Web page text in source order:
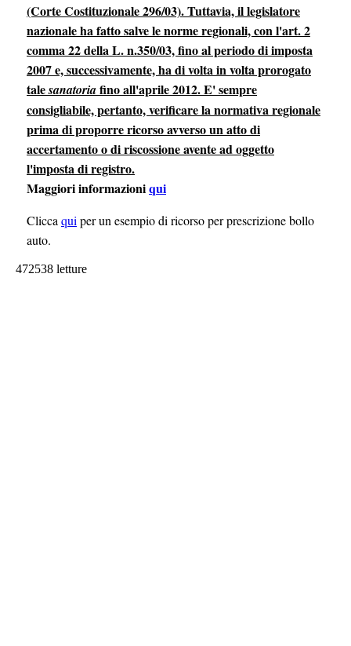
(Corte Costituzionale 296/03). Tuttavia, il legislatore
nazionale ha fatto salve le norme regionali, con l'art. 2
comma 22 della L. n.350/03, fino al periodo di imposta
2007 e, successivamente, ha di volta in volta prorogato
talesanatoriafino all'aprile 2012. E' sempre
consigliabile, pertanto, verificare la normativa regionale
prima di proporre ricorso avverso un atto di
accertamento o di riscossione avente ad oggetto
l'imposta di registro.
Maggiori informazioniqui
Clicca qui per un esempio di ricorso per prescrizione bollo
auto.
472538 letture